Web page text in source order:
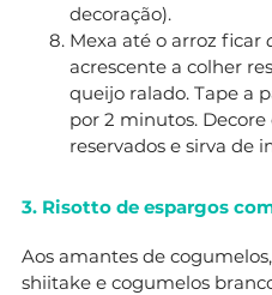
decoração).
Mexa até o arroz ficar
acrescente a colher
queijo ralado. Tape a
por 2 minutos. Decore
reservados e sirva de
3. Risotto de espargos
Aos amantes de
shiitake e cogumelos